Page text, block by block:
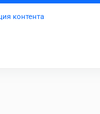
контента